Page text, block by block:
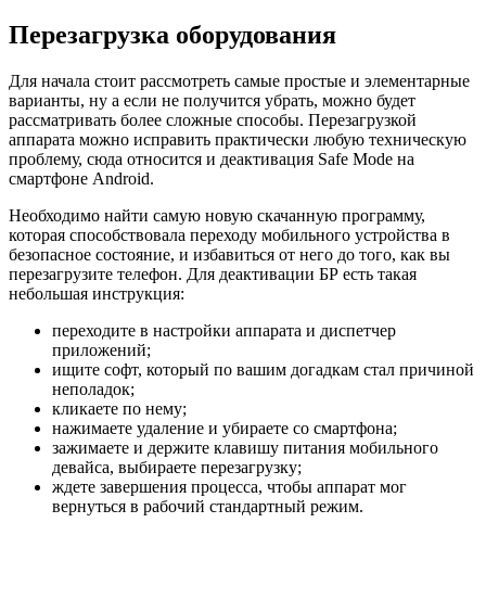
Перезагрузка оборудования
Для начала стоит рассмотреть самые простые и элементарные
варианты, ну а если не получится убрать, можно будет
рассматривать более сложные способы. Перезагрузкой
аппарата можно исправить практически любую техническую
проблему, сюда относится и деактивация Safe Mode на
смартфоне Android.
Необходимо найти самую новую скачанную программу,
которая способствовала переходу мобильного устройства в
безопасное состояние, и избавиться от него до того, как вы
перезагрузите телефон. Для деактивации БР есть такая
небольшая инструкция:
переходите в настройки аппарата и диспетчер
приложений;
ищите софт, который по вашим догадкам стал причиной
неполадок;
кликаете по нему;
нажимаете удаление и убираете со смартфона;
зажимаете и держите клавишу питания мобильного
девайса, выбираете перезагрузку;
ждете завершения процесса, чтобы аппарат мог
вернуться в рабочий стандартный режим.